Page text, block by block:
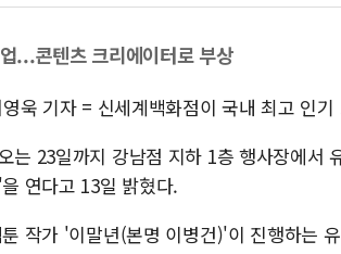
[
뉴
...콘텐츠 크리에이터로 부상
욱 기자 = 신세계백화점이 국내 최고 인
는 23일까지 강남점 지하 1층 행사장에서
연다고 13일 밝혔다.
작가 '이말년(본명 이병건)'이 진행하는